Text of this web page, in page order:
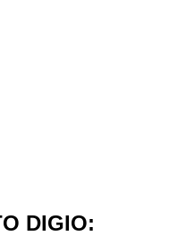
DIGIO: